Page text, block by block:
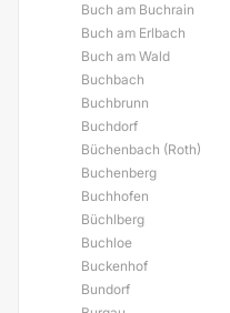
Buch am Buchrain
Buch am Erlbach
Buch am Wald
Buchbach
Buchbrunn
Buchdorf
Büchenbach (Roth)
Buchenberg
Buchhofen
Büchlberg
Buchloe
Buckenhof
Bundorf